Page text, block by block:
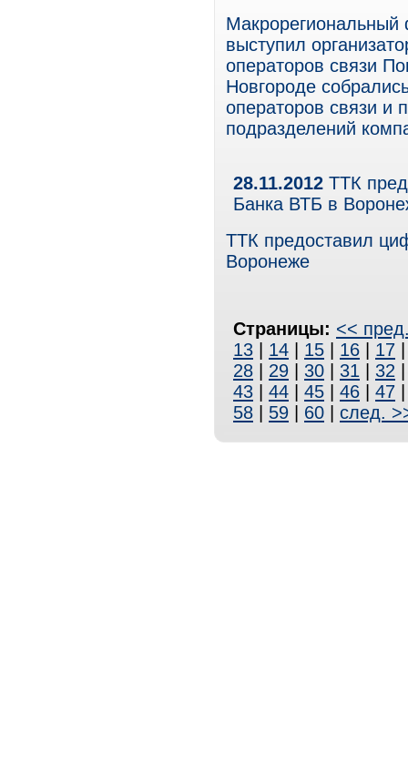
выступил
операторов связи
Новгороде
операторов связи и
подразделений
28.11.2012 ТТК
Банка ВТБ в
ТТК предоставил
Воронеже
Страницы: <<
13
14 15 16 17
28
29 30 31 32
43
44 45 46 47
58
59 60 след.